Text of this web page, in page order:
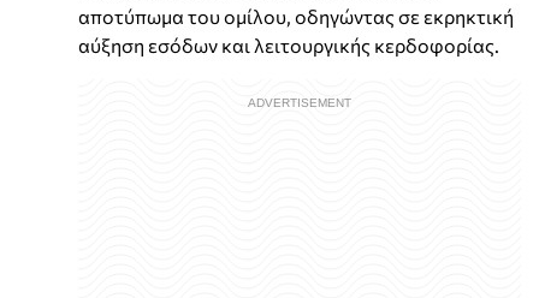
αποτύπωμα του ομίλου, οδηγώντας σε εκρηκτική
αύξηση εσόδων και λειτουργικής κερδοφορίας.